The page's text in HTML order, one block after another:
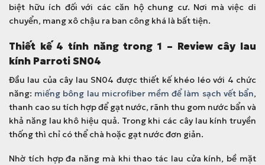
biệt hữu ích đối với các căn hộ chung cư. Nơi mà việc di
chuyển, mang xô chậu ra ban công khá là bất tiện.
Thiết kế 4 tính năng trong 1 – Review cây lau
kính Parroti SN04
Đầu lau của cây lau SN04 được thiết kế khéo léo với 4 chức
năng: miếng bông lau microfiber mềm để làm sạch vết bẩn,
thanh cao su tích hợp để gạt nước, rãnh thu gom nước bẩn và
khả năng lau khô hiệu quả. Trong khi các cây lau kính truyền
thống thì chỉ có thể chà hoặc gạt nước đơn giản.
Nhờ tích hợp đa năng mà khi thao tác lau cửa kính, bề mặt